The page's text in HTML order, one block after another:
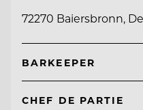
72270 Baiersbronn,
BARKEEPER
CHEF DE PARTIE